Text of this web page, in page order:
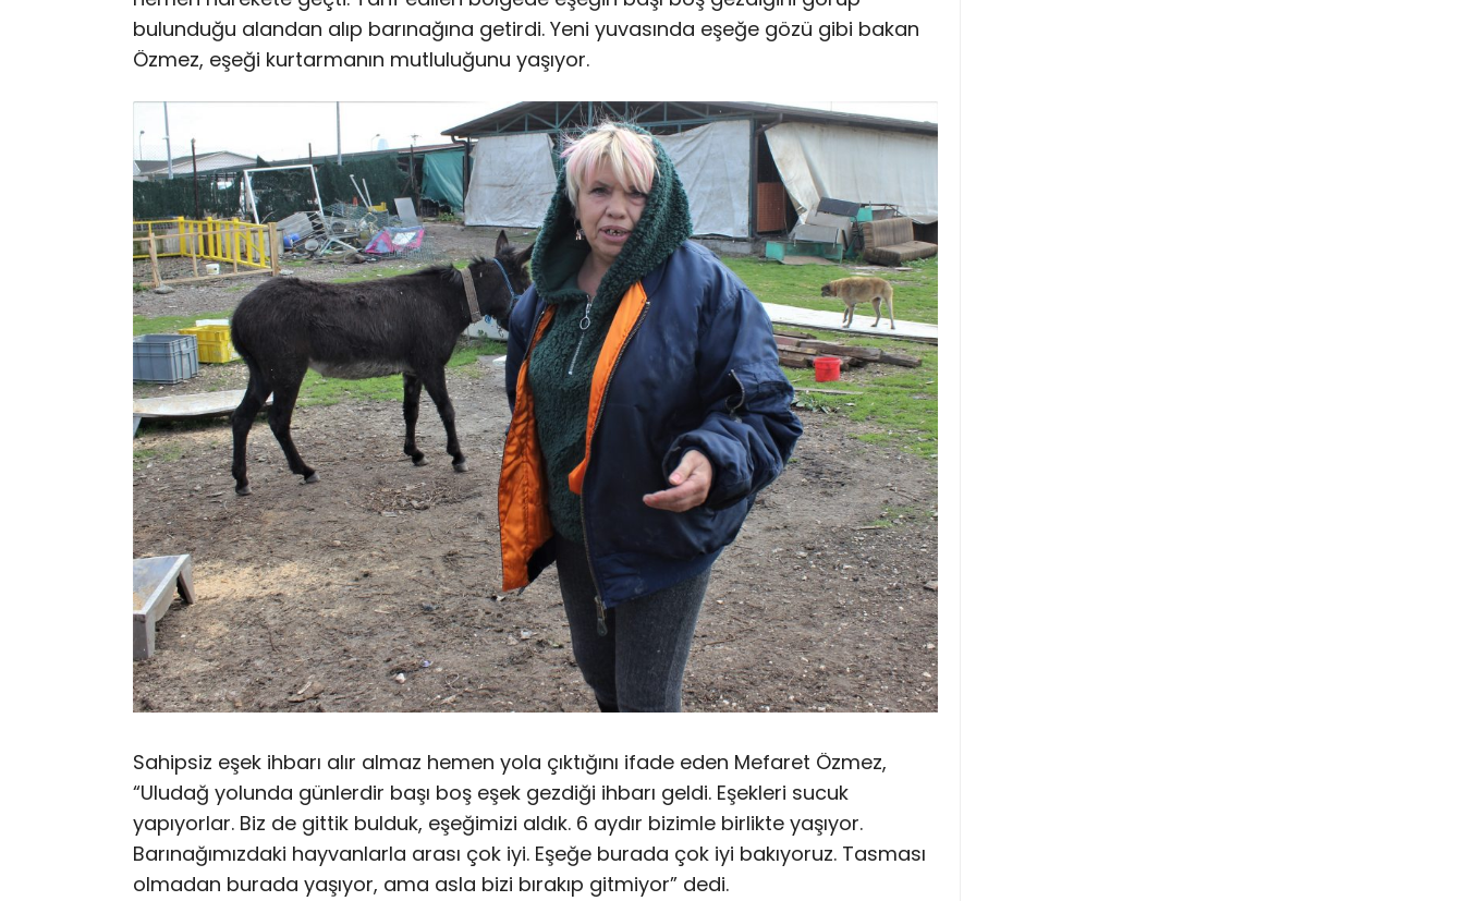
bulunduğu alandan alıp barınağına getirdi. Yeni yuvasında eşeğe gözü gibi bakan
Özmez, eşeği kurtarmanın mutluluğunu yaşıyor.
Sahipsiz eşek ihbarı alır almaz hemen yola çıktığını ifade eden Mefaret Özmez,
“Uludağ yolunda günlerdir başı boş eşek gezdiği ihbarı geldi. Eşekleri sucuk
yapıyorlar. Biz de gittik bulduk, eşeğimizi aldık. 6 aydır bizimle birlikte yaşıyor.
Barınağımızdaki hayvanlarla arası çok iyi. Eşeğe burada çok iyi bakıyoruz. Tasması
olmadan burada yaşıyor, ama asla bizi bırakıp gitmiyor” dedi.